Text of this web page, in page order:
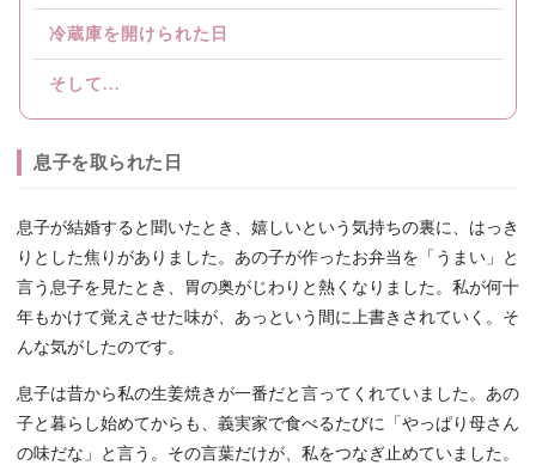
冷蔵庫を開けられた日
そして...
息子を取られた日
息子が結婚すると聞いたとき、嬉しいという気持ちの裏に、はっき
りとした焦りがありました。あの子が作ったお弁当を「うまい」と
言う息子を見たとき、胃の奥がじわりと熱くなりました。私が何十
年もかけて覚えさせた味が、あっという間に上書きされていく。そ
んな気がしたのです。
息子は昔から私の生姜焼きが一番だと言ってくれていました。あの
子と暮らし始めてからも、義実家で食べるたびに「やっぱり母さん
の味だな」と言う。その言葉だけが、私をつなぎ止めていました。